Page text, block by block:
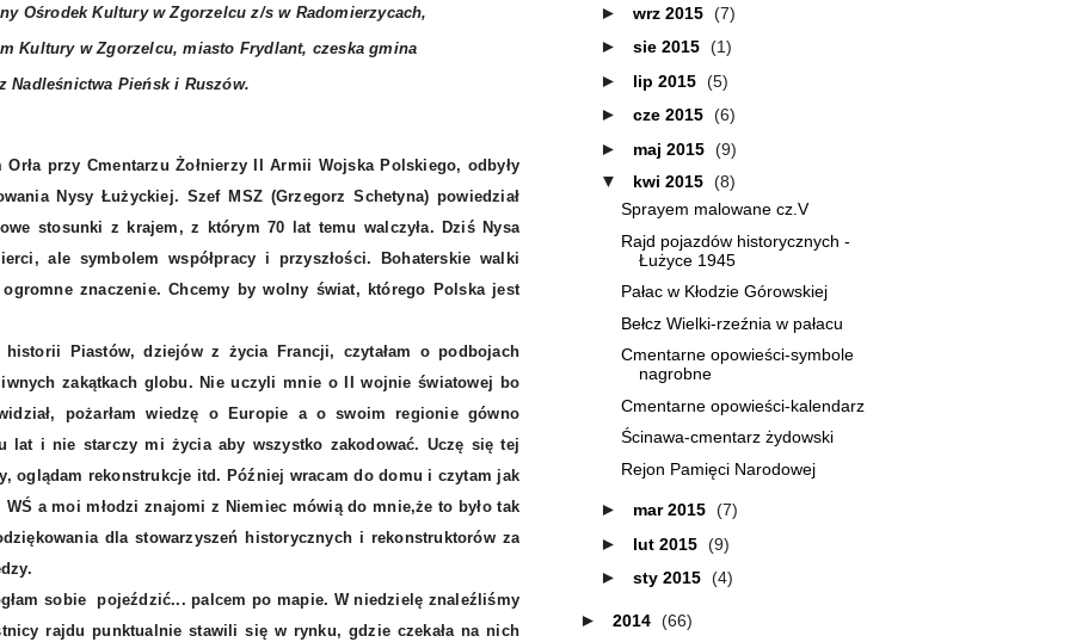
Ośrodek Kultury w Zgorzelcu z/s w Radomierzycach,
Kultury w Zgorzelcu, miasto Frydlant, czeska gmina
Nadleśnictwa Pieńsk i Ruszów.
przy Cmentarzu Żołnierzy II Armii Wojska Polskiego, odbyły
Nysy Łużyckiej. Szef MSZ (Grzegorz Schetyna) powiedział
stosunki z krajem, z którym 70 lat temu walczyła. Dziś Nysa
ale symbolem współpracy i przyszłości. Bohaterskie walki
znaczenie. Chcemy by wolny świat, którego Polska jest
Piastów, dziejów z życia Francji, czytałam o podbojach
zakątkach globu. Nie uczyli mnie o II wojnie światowej bo
pożarłam wiedzę o Europie a o swoim regionie gówno
lat i nie starczy mi życia aby wszystko zakodować. Uczę się tej
oglądam rekonstrukcje itd. Później wracam do domu i czytam jak
a moi młodzi znajomi z Niemiec mówią do mnie,że to było tak
dla stowarzyszeń historycznych i rekonstruktorów za
sobie pojeździć... palcem po mapie. W niedzielę znaleźliśmy
rajdu punktualnie stawili się w rynku, gdzie czekała na nich
► wrz 2015 (7)
► sie 2015 (1)
► lip 2015 (5)
► cze 2015 (6)
► maj 2015 (9)
▼ kwi 2015 (8)
Sprayem malowane cz.V
Rajd pojazdów historycznych -
Łużyce 1945
Pałac w Kłodzie Górowskiej
Bełcz Wielki-rzeźnia w pałacu
Cmentarne opowieści-symbole
nagrobne
Cmentarne opowieści-kalendarz
Ścinawa-cmentarz żydowski
Rejon Pamięci Narodowej
► mar 2015 (7)
► lut 2015 (9)
► sty 2015 (4)
► 2014 (66)